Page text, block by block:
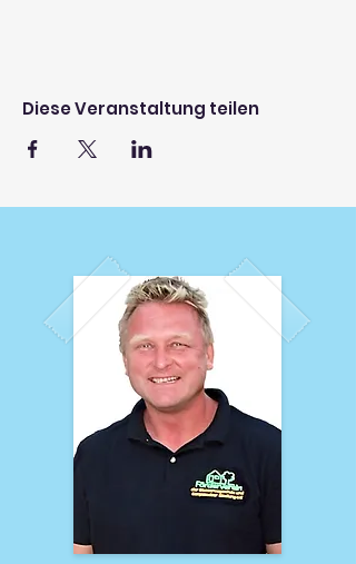
Diese Veranstaltung teilen